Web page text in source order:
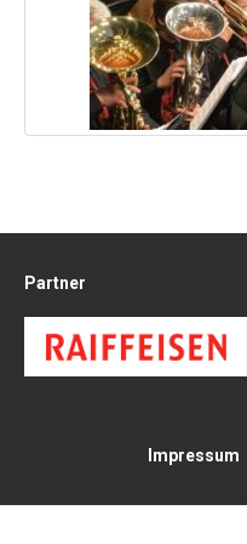
Partner
Impressum